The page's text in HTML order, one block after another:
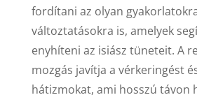
fordítani az olyan
változtatásokra is, amelyek
enyhíteni az isiász tüneteit. A
mozgás javítja a vérkeringést
hátizmokat, ami hosszú távon